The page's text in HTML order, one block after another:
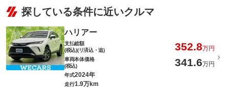
探している条件に近いクルマ
ハリアー
支払総額
(税込)(リ済込・追)
352.8万円
車両本体価格
(税込)
341.6万円
年式2024年
走行1.9万km